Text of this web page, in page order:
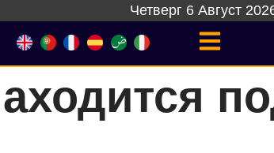
Четверг 6 Август